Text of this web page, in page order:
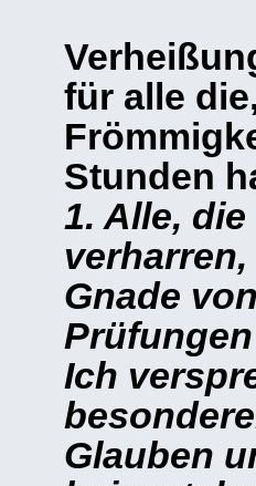
für alle
Stunden
1. Alle,
Gnade
Ich
Glauben